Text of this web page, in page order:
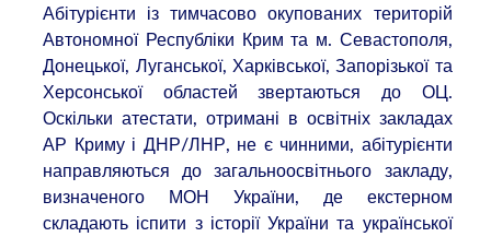
Абітурієнти із тимчасово окупованих територій
Автономної Республіки Крим та м. Севастополя,
Донецької, Луганської, Харківської, Запорізької та
Херсонської областей звертаються до ОЦ.
Оскільки атестати, отримані в освітніх закладах
АР Криму і ДНР/ЛНР, не є чинними, абітурієнти
направляються до загальноосвітнього закладу,
визначеного МОН України, де екстерном
складають іспити з історії України та української